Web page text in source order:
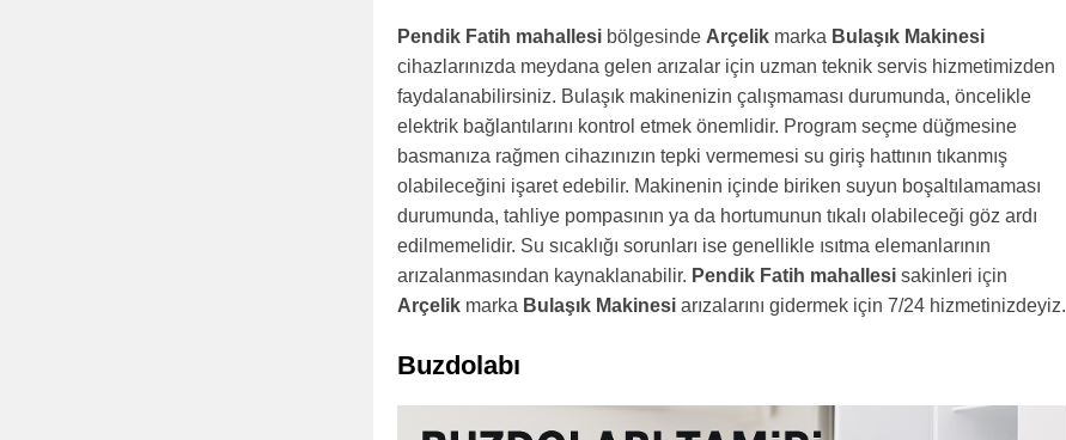
Pendik Fatih mahallesi bölgesinde Arçelik marka Bulaşık Makinesi
cihazlarınızda meydana gelen arızalar için uzman teknik servis hizmetimizden
faydalanabilirsiniz. Bulaşık makinenizin çalışmaması durumunda, öncelikle
elektrik bağlantılarını kontrol etmek önemlidir. Program seçme düğmesine
basmanıza rağmen cihazınızın tepki vermemesi su giriş hattının tıkanmış
olabileceğini işaret edebilir. Makinenin içinde biriken suyun boşaltılamaması
durumunda, tahliye pompasının ya da hortumunun tıkalı olabileceği göz ardı
edilmemelidir. Su sıcaklığı sorunları ise genellikle ısıtma elemanlarının
arızalanmasından kaynaklanabilir. Pendik Fatih mahallesi sakinleri için
Arçelik marka Bulaşık Makinesi arızalarını gidermek için 7/24 hizmetinizdeyiz.
Buzdolabı